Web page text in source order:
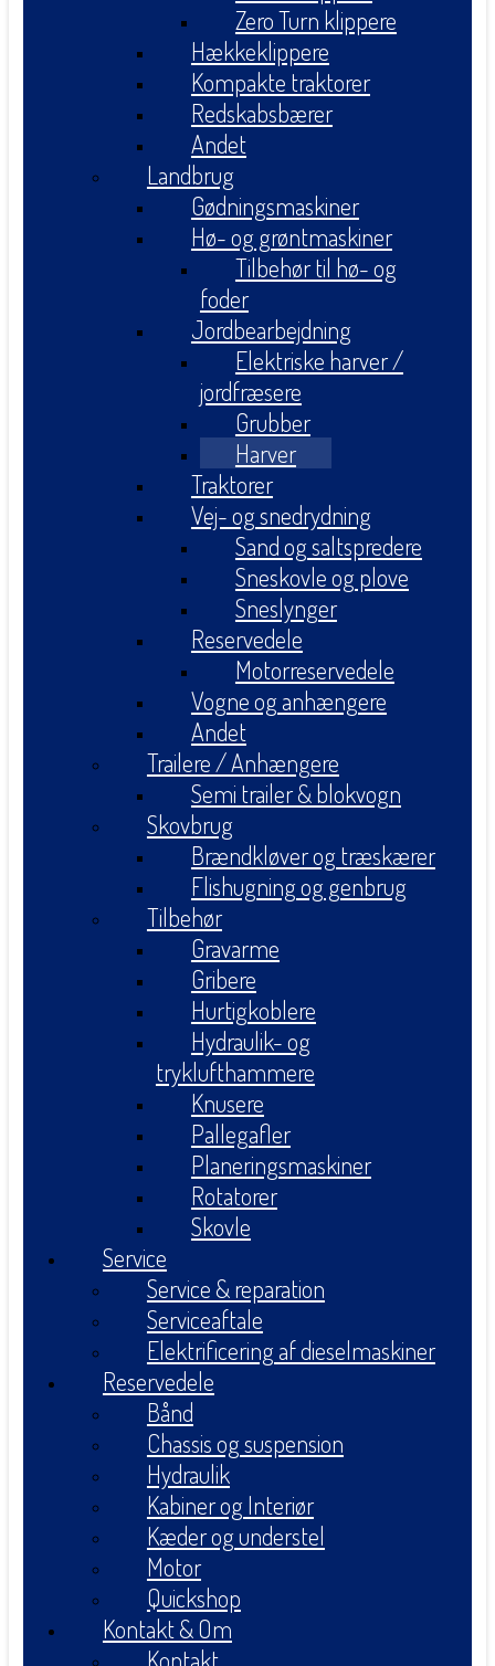
Zero Turn klippere
Hækkeklippere
Kompakte traktorer
Redskabsbærer
Andet
Landbrug
Gødningsmaskiner
Hø- og grøntmaskiner
Tilbehør til hø- og
foder
Jordbearbejdning
Elektriske harver /
jordfræsere
Grubber
Harver
Traktorer
Vej- og snedrydning
Sand og saltspredere
Sneskovle og plove
Sneslynger
Reservedele
Motorreservedele
Vogne og anhængere
Andet
Trailere / Anhængere
Semi trailer & blokvogn
Skovbrug
Brændkløver og træskærer
Flishugning og genbrug
Tilbehør
Gravarme
Gribere
Hurtigkoblere
Hydraulik- og
tryklufthammere
Knusere
Pallegafler
Planeringsmaskiner
Rotatorer
Skovle
Service
Service & reparation
Serviceaftale
Elektrificering af dieselmaskiner
Reservedele
Bånd
Chassis og suspension
Hydraulik
Kabiner og Interiør
Kæder og understel
Motor
Quickshop
Kontakt & Om
Kontakt